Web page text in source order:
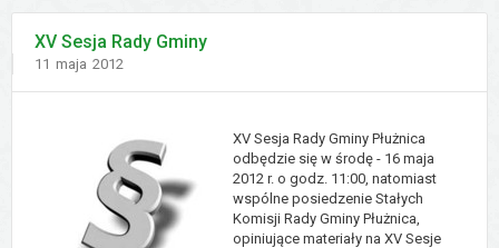
XV Sesja Rady Gminy
Dodano
11 maja 2012
XV Sesja Rady Gminy Płużnica
odbędzie się w środę - 16 maja
2012 r. o godz. 11:00, natomiast
wspólne posiedzenie Stałych
Komisji Rady Gminy Płużnica,
opiniujące materiały na XV Sesje